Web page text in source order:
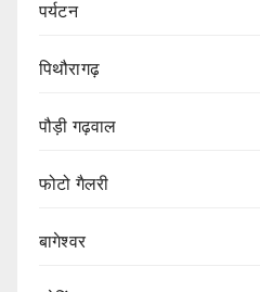
पर्यटन
पिथौरागढ़
पौड़ी गढ़वाल
फोटो गैलरी
बागेश्वर